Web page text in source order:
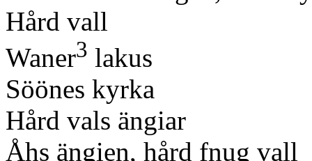
Hård vall
Waner3 lakus
Söönes kyrka
Hård vals ängiar
Åhs ängien, hård fnug vall